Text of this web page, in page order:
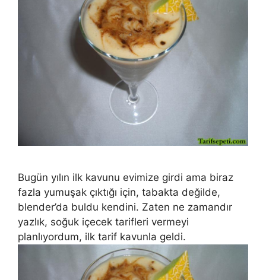
Bugün yılın ilk kavunu evimize girdi ama biraz
fazla yumuşak çıktığı için, tabakta değilde,
blender’da buldu kendini. Zaten ne zamandır
yazlık, soğuk içecek tarifleri vermeyi
planlıyordum, ilk tarif kavunla geldi.